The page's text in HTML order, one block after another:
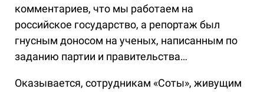
комментариев, что мы работаем на
российское государство, а репортаж был
гнусным доносом на ученых, написанным по
заданию партии и правительства…
Оказывается, сотрудникам «Соты», живущим